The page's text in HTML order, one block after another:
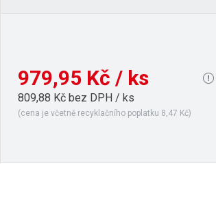
979,95 Kč / ks
809,88 Kč bez DPH / ks
(cena je včetně recyklačního poplatku 8,47 Kč)